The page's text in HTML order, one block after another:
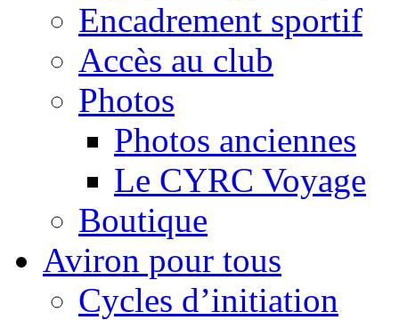
Encadrement sportif
Accès au club
Photos
Photos anciennes
Le CYRC Voyage
Boutique
Aviron pour tous
Cycles d’initiation